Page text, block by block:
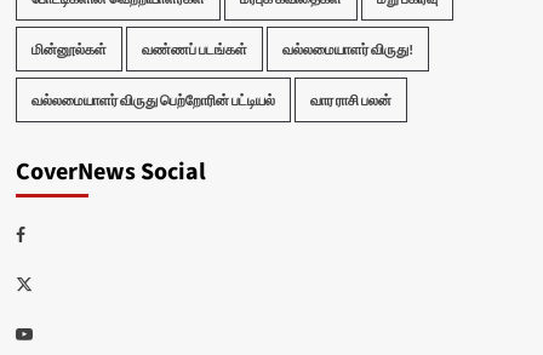
மின்னூல்கள் வண்ணப் படங்கள் வல்லமையாளர் விருது!
வல்லமையாளர் விருது பெற்றோரின் பட்டியல் வார ராசி பலன்
CoverNews Social
Facebook
Twitter
Youtube